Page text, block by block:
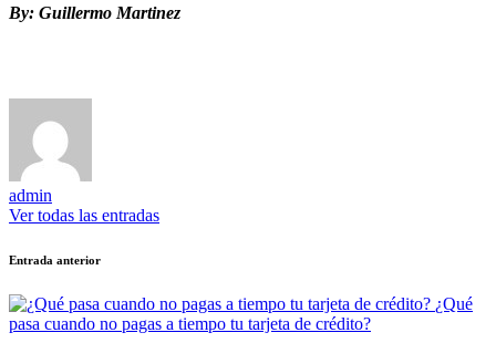
By: Guillermo Martinez
admin
Ver todas las entradas
Navegación
de
entradas
Entrada anterior
¿Qué
pasa cuando no pagas a tiempo tu tarjeta de crédito?